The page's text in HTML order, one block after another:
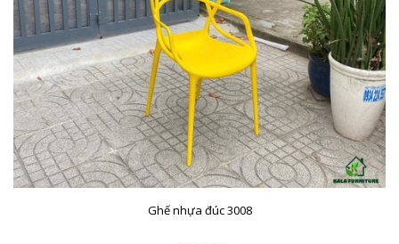
Ghế nhựa đúc 3008